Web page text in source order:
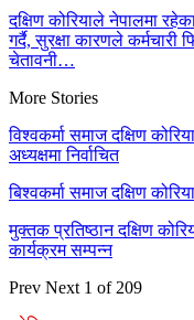
दक्षिण कोरियाले नेपालमा
गर्दै, सुरक्षा कारणले कर्मचारी
चेतावनी…
More Stories
विश्वकर्मा समाज दक्षिण
अध्यक्षमा निर्वाचित
बिश्वकर्मा समाज दक्षिण
मुक्तक प्रतिष्ठान दक्षिण
कार्यक्रम सम्पन्न
Prev Next 1 of 209